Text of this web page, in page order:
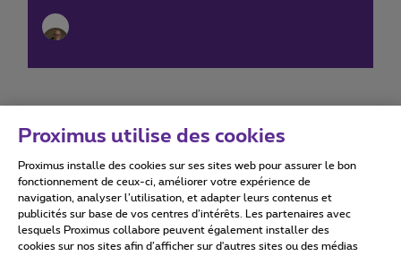
Conditions d'utilisation Accessibility statement
Proximus utilise des cookies
Proximus installe des cookies sur ses sites web pour assurer le bon
fonctionnement de ceux-ci, améliorer votre expérience de
navigation, analyser l’utilisation, et adapter leurs contenus et
publicités sur base de vos centres d’intérêts. Les partenaires avec
lesquels Proximus collabore peuvent également installer des
cookies sur nos sites afin d’afficher sur d'autres sites ou des médias